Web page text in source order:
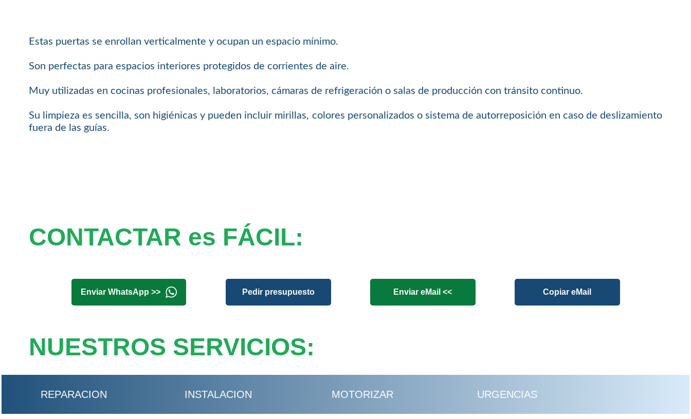
Estas puertas se enrollan verticalmente y ocupan un espacio mínimo.
Son perfectas para espacios interiores protegidos de corrientes de aire.
Muy utilizadas en cocinas profesionales, laboratorios, cámaras de refrigeración o salas de producción con tránsito continuo.
Su limpieza es sencilla, son higiénicas y pueden incluir mirillas, colores personalizados o sistema de autorreposición en caso de deslizamiento
fuera de las guías.
CONTACTAR es FÁCIL:
Enviar WhatsApp >> Pedir presupuesto Enviar eMail << Copiar eMail
NUESTROS SERVICIOS:
REPARACION INSTALACION MOTORIZAR URGENCIAS